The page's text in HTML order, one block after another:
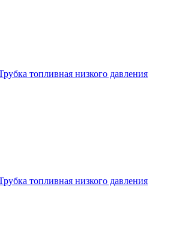
топливная низкого давления
топливная низкого давления